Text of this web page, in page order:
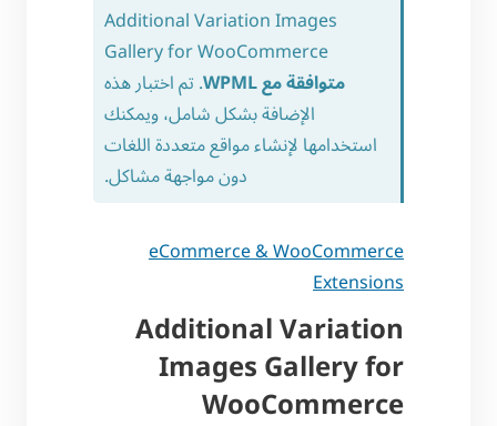
Additional Variation Images
Gallery for WooCommerce
متوافقة مع WPML
. تم اختبار هذه
الإضافة بشكل شامل، ويمكنك
استخدامها لإنشاء مواقع متعددة اللغات
دون مواجهة مشاكل.
eCommerce & WooCommerce
Extensions
Additional Variation
Images Gallery for
WooCommerce